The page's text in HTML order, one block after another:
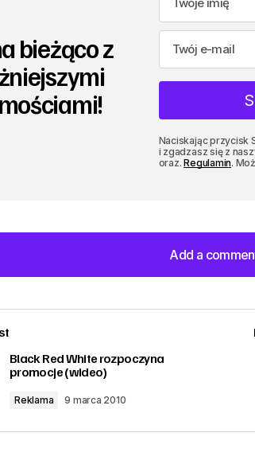
bieżąco z
Naciskając przycisk
i zgadzasz się z
oraz.Regulamin.
Add a
Add a
zalogować
Black Red White rozpoczyna
promocje (wideo)
Reklama 9 marca 2010